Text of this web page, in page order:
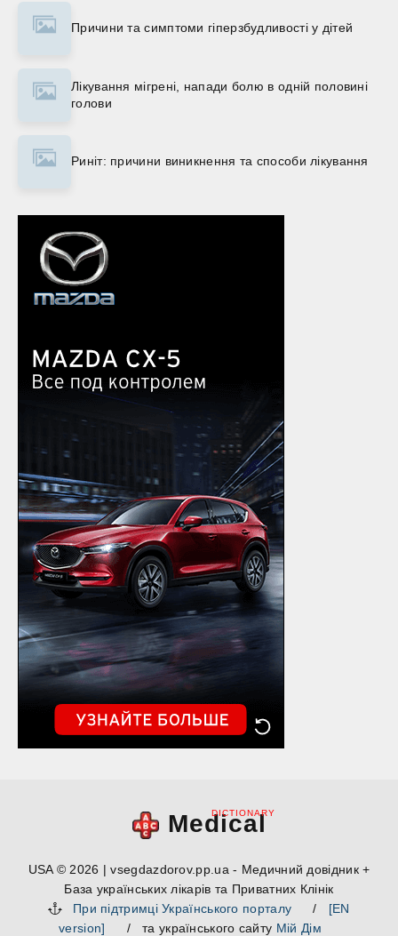
Причини та симптоми гіперзбудливості у дітей
Лікування мігрені, напади болю в одній половині
голови
Риніт: причини виникнення та способи лікування
Medical
DICTIONARY
USA © 2026 | vsegdazdorov.pp.ua - Медичний довідник +
База українських лікарів та Приватних Клінік
При підтримці Українського порталу
/ [EN
version]
/ та українського сайту Мій Дім